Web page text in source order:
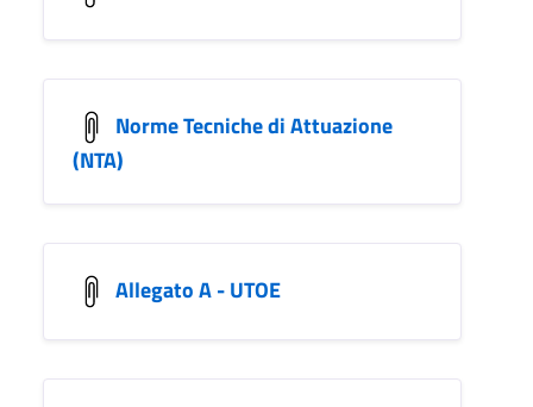
Norme Tecniche di Attuazione
(NTA)
Allegato A - UTOE